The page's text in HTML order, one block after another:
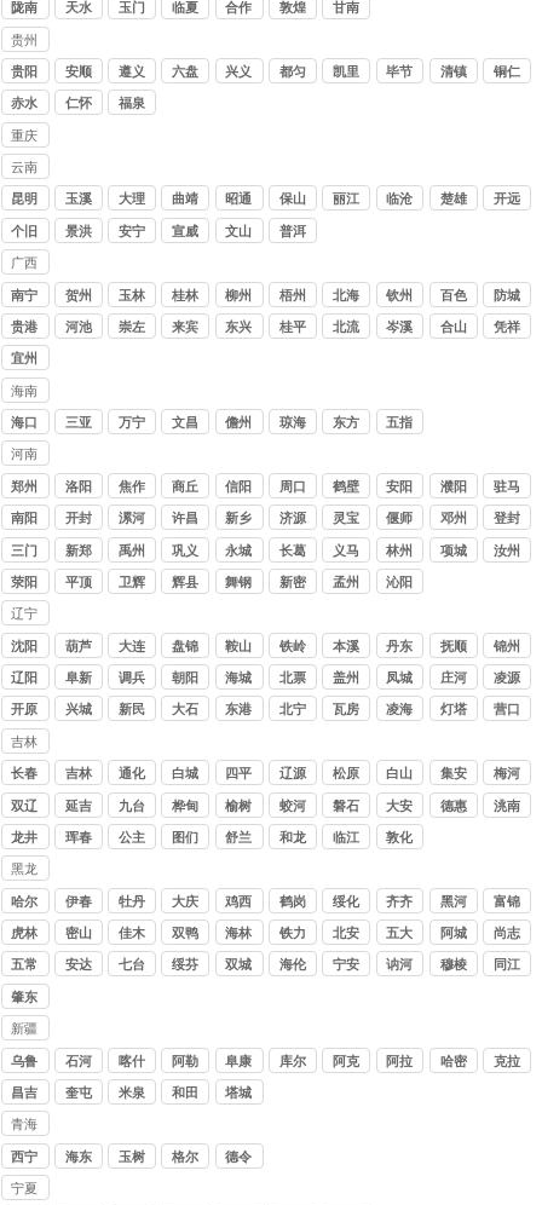
陇南 天水 玉门 临夏 合作 敦煌 甘南
贵州
讨债
公司
贵阳 安顺 遵义
六盘
兴义 都匀 凯里 毕节 清镇 铜仁
赤水 仁怀 福泉
重庆
讨债
公司
云南
讨债
公司
昆明 玉溪 大理 曲靖 昭通 保山 丽江 临沧 楚雄 开远
个旧 景洪 安宁 宣威 文山 普洱
广西
讨债
公司
南宁 贺州 玉林 桂林 柳州 梧州 北海 钦州 百色
防城
港
贵港 河池 崇左 来宾 东兴 桂平 北流 岑溪 合山 凭祥
宜州
海南
讨债
公司
海口 三亚 万宁 文昌 儋州 琼海 东方
五指
河南
讨债
公司
郑州 洛阳 焦作 商丘 信阳 周口 鹤壁 安阳 濮阳
驻马
店
南阳 开封 漯河 许昌 新乡 济源 灵宝 偃师 邓州 登封
三门
峡
新郑 禹州 巩义 永城 长葛 义马 林州 项城 汝州
荥阳
平顶
卫辉 辉县 舞钢 新密 孟州 沁阳
辽宁
讨债
公司
沈阳
葫芦
岛
大连 盘锦 鞍山 铁岭 本溪 丹东 抚顺 锦州
辽阳 阜新
调兵
山
朝阳 海城 北票 盖州 凤城 庄河 凌源
开原 兴城 新民
大石
东港 北宁
瓦房
凌海 灯塔 营口
吉林
讨债
公司
长春 吉林 通化 白城 四平 辽源 松原 白山 集安
梅河
口
双辽 延吉 九台 桦甸 榆树 蛟河 磐石 大安 德惠 洮南
龙井 珲春
公主
图们 舒兰 和龙 临江 敦化
黑龙
江讨
债公
司
哈尔
滨
伊春
牡丹
江
大庆 鸡西 鹤岗 绥化
齐齐
哈尔
黑河 富锦
虎林 密山
佳木
斯
双鸭
山
海林 铁力 北安
五大
连池
阿城 尚志
五常 安达
七台
绥芬
双城 海伦 宁安 讷河 穆棱 同江
肇东
新疆
讨债
公司
乌鲁
木齐
石河
子
喀什
阿勒
泰
阜康
库尔
阿克
阿拉
哈密
克拉
昌吉 奎屯 米泉 和田 塔城
青海
讨债
公司
西宁 海东 玉树
格尔
德令
宁夏